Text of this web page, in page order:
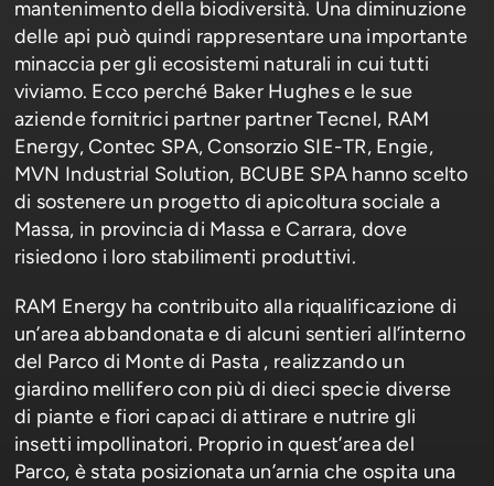
mantenimento della biodiversità. Una diminuzione
delle api può quindi rappresentare una importante
minaccia per gli ecosistemi naturali in cui tutti
viviamo. Ecco perché Baker Hughes e le sue
aziende fornitrici partner partner Tecnel, RAM
Energy, Contec SPA, Consorzio SIE-TR, Engie,
MVN Industrial Solution, BCUBE SPA hanno scelto
di sostenere un progetto di apicoltura sociale a
Massa, in provincia di Massa e Carrara, dove
risiedono i loro stabilimenti produttivi.
RAM Energy ha contribuito alla riqualificazione di
un’area abbandonata e di alcuni sentieri all’interno
del Parco di Monte di Pasta , realizzando un
giardino mellifero con più di dieci specie diverse
di piante e fiori capaci di attirare e nutrire gli
insetti impollinatori. Proprio in quest’area del
Parco, è stata posizionata un’arnia che ospita una